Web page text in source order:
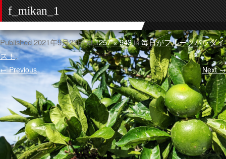
f_mikan_1
Published2021年9月23日at1257 × 943in毎日がフルーツパラダイ
ス！.
← Previous Next →